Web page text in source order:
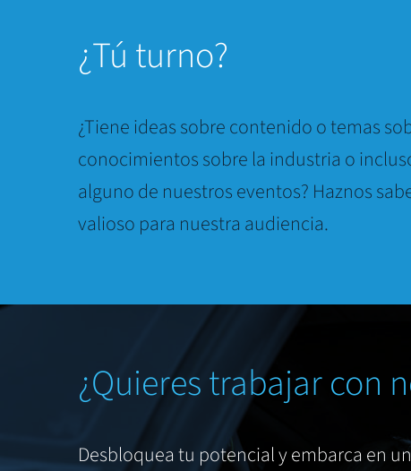
¿Tú turno?
¿Tiene ideas sobre contenido o temas
conocimientos sobre la industria o
alguno de nuestros eventos? Haznos
valioso para nuestra audiencia.
¿Quieres trabajar con
Desbloquea tu potencial y embarca en